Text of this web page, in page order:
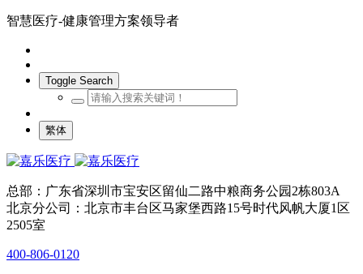
智慧医疗-健康管理方案领导者
Toggle Search
繁体
总部：广东省深圳市宝安区留仙二路中粮商务公园2栋803A
北京分公司：北京市丰台区马家堡西路15号时代风帆大厦1区
2505室
400-806-0120